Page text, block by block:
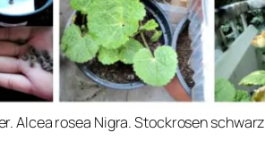
Alcea rosea Nigra. Stockrosen schwarz